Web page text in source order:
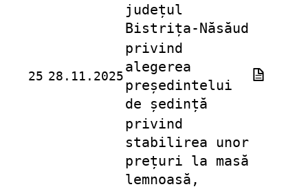
județul
Bistrița-Năsăud
25 28.11.2025
privind
alegerea
președintelui
de ședință
privind
stabilirea unor
prețuri la masă
lemnoasă,